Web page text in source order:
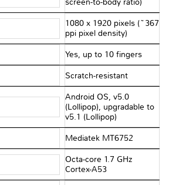
screen-to-body ratio)
1080 x 1920 pixels (~367
ppi pixel density)
Yes, up to 10 fingers
Scratch-resistant
Android OS, v5.0
(Lollipop), upgradable to
v5.1 (Lollipop)
Mediatek MT6752
Octa-core 1.7 GHz
Cortex-A53